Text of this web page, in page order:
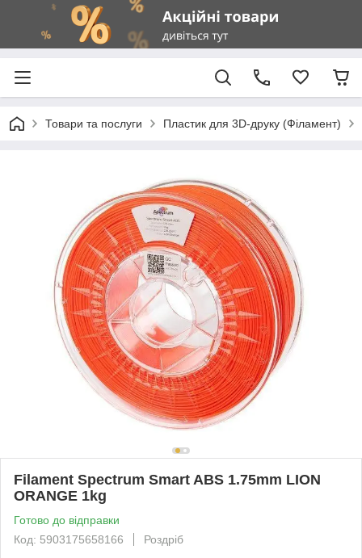
Товари та послуги Пластик для 3D-друку (Філамент)
Filament Spectrum Smart ABS 1.75mm LION
ORANGE 1kg
Готово до відправки
Код: 5903175658166
Роздріб